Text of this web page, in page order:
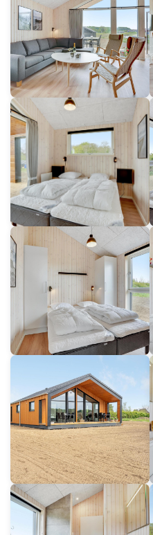
Für Architekten
Für Immobilienentwickler
Für Händler
Für staatliche und
Stellenangebote